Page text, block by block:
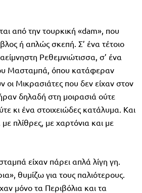
από την τουρκική «dam», που
ή απλώς σκεπή. Σ’ ένα τέτοιο
Ρεθεμνιώτισσα, σ’ ένα
Μασταμπά, όπου κατάφεραν
οι Μικρασιάτες που δεν είχαν στον
δηλαδή στη μοιρασιά ούτε
κι ένα στοιχειώδες κατάλυμα. Και
με πλίθρες, με χαρτόνια και με
είχαν πάρει απλά λίγη γη.
θυμίζω για τους παλιότερους.
μόνο τα Περιβόλια και τα